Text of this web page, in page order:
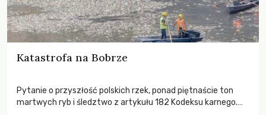
Katastrofa na Bobrze
Pytanie o przyszłość polskich rzek, ponad piętnaście ton
martwych ryb i śledztwo z artykułu 182 Kodeksu karnego.